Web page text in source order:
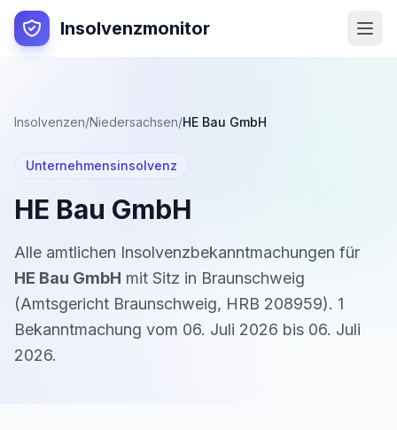
Insolvenzmonitor
Insolvenzen/Niedersachsen/HE Bau GmbH
Unternehmensinsolvenz
HE Bau GmbH
Alle amtlichen Insolvenzbekanntmachungen für
HE Bau GmbH mit Sitz in Braunschweig
(Amtsgericht Braunschweig, HRB 208959). 1
Bekanntmachung vom 06. Juli 2026 bis 06. Juli
2026.